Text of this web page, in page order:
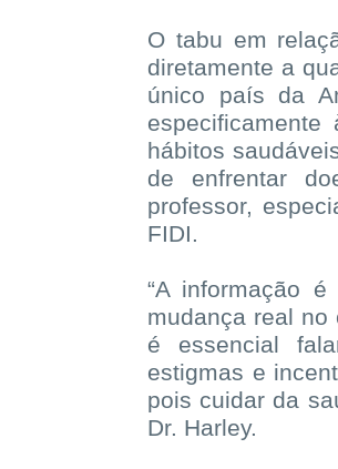
O tabu em
diretamente a
único país da
hábitos
de enfrentar
professor,
FIDI.
“A informação
mudança real
é essencial
estigmas e
pois cuidar da
Dr. Harley.